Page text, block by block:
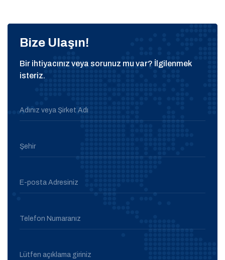
Bize Ulaşın!
Bir ihtiyacınız veya sorunuz mu var? İlgilenmek
isteriz.
Adınız veya Şirket Adı
Şehir
E-posta Adresiniz
Telefon Numaranız
Lütfen açıklama giriniz